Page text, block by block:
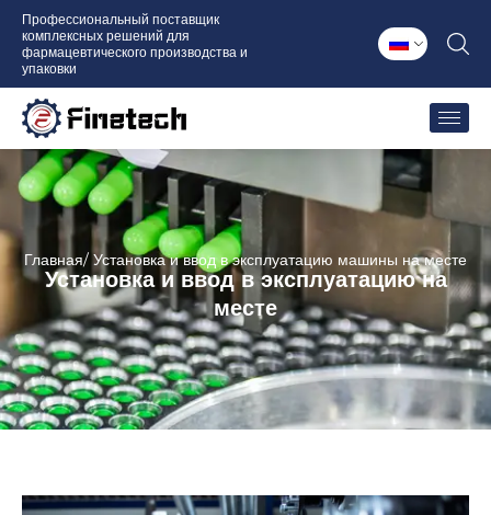
Перейти
содержимому
Профессиональный поставщик
комплексных решений для
фармацевтического производства и
упаковки
Главная/ Установка и ввод в эксплуатацию машины на месте
Установка и ввод в эксплуатацию на
месте